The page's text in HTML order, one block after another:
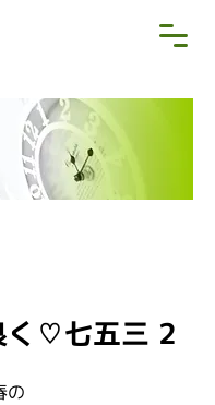
く♡七五三 2
の